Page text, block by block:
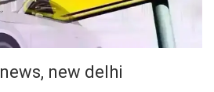
new delhi